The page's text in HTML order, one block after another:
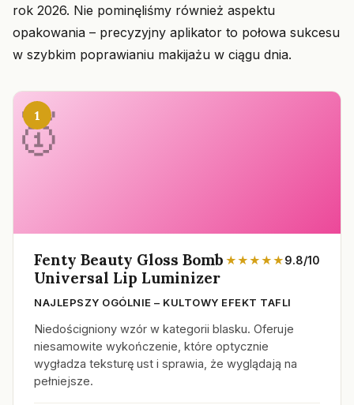
rok 2026. Nie pominęliśmy również aspektu
opakowania – precyzyjny aplikator to połowa sukcesu
w szybkim poprawianiu makijażu w ciągu dnia.
1
Fenty Beauty Gloss Bomb
Universal Lip Luminizer
★★★★★9.8/10
NAJLEPSZY OGÓLNIE – KULTOWY EFEKT TAFLI
Niedościgniony wzór w kategorii blasku. Oferuje
niesamowite wykończenie, które optycznie
wygładza teksturę ust i sprawia, że wyglądają na
pełniejsze.